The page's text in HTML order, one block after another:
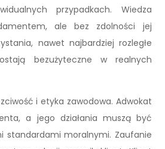
przypadkach. Wiedza
ale bez zdolności jej
nawet najbardziej rozległe
bezużyteczne w realnych
i etyka zawodowa. Adwokat
a jego działania muszą być
standardami moralnymi. Zaufanie